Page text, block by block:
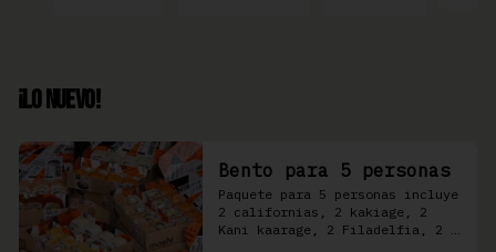
¡Lo Nuevo!
Bento para 5 personas
Paquete para 5 personas incluye
2 californias, 2 kakiage, 2
Kani kaarage, 2 Filadelfia, 2